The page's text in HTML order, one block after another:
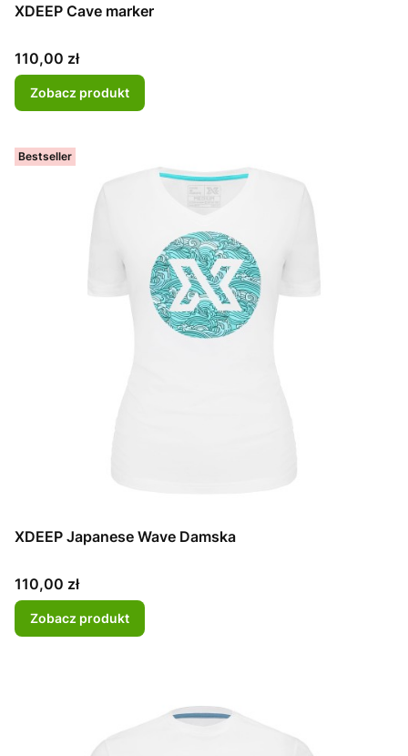
XDEEP Cave marker
Cena
110,00 zł
Zobacz produkt
Bestseller
XDEEP Japanese Wave Damska
Cena
110,00 zł
Zobacz produkt